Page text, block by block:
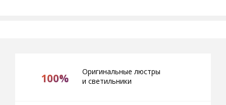
100%
Оригинальные люстры
и светильники